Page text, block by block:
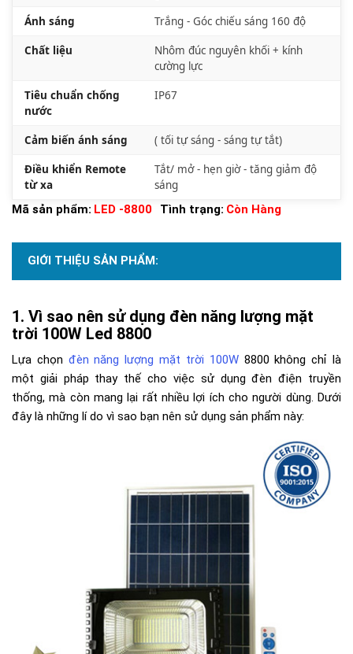
Ánh sáng Trắng - Góc chiếu sáng 160 độ
Chất liệu
Nhôm đúc nguyên khối + kính
cường lực
Tiêu chuẩn chống
nước
IP67
Cảm biến ánh sáng ( tối tự sáng - sáng tự tắt)
Điều khiển Remote
từ xa
Tắt/ mở - hẹn giờ - tăng giảm độ
sáng
Mã sản phẩm: LED -8800 Tình trạng: Còn Hàng
GIỚI THIỆU SẢN PHẨM:
Vì sao nên sử dụng đèn năng lượng mặt
trời 100W Led 8800
Lựa chọn đèn năng lượng mặt trời 100W8800 không chỉ là
một giải pháp thay thế cho việc sử dụng đèn điện truyền
thống, mà còn mang lại rất nhiều lợi ích cho người dùng. Dưới
đây là những lí do vì sao bạn nên sử dụng sản phẩm này: